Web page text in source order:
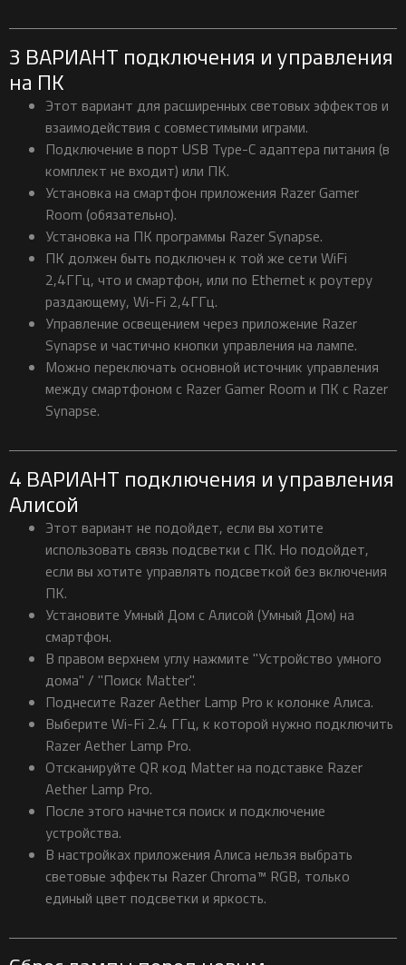
3 ВАРИАНТ подключения и управления
на ПК
Этот вариант для расширенных световых эффектов и
взаимодействия с совместимыми играми.
Подключение в порт USB Type-C адаптера питания (в
комплект не входит) или ПК.
Установка на смартфон приложения Razer Gamer
Room (обязательно).
Установка на ПК программы Razer Synapse.
ПК должен быть подключен к той же сети WiFi
2,4ГГц, что и смартфон, или по Ethernet к роутеру
раздающему, Wi-Fi 2,4ГГц.
Управление освещением через приложение Razer
Synapse и частично кнопки управления на лампе.
Можно переключать основной источник управления
между смартфоном с Razer Gamer Room и ПК с Razer
Synapse.
4 ВАРИАНТ подключения и управления
Алисой
Этот вариант не подойдет, если вы хотите
использовать связь подсветки с ПК. Но подойдет,
если вы хотите управлять подсветкой без включения
ПК.
Установите Умный Дом с Алисой (Умный Дом) на
смартфон.
В правом верхнем углу нажмите "Устройство умного
дома" / "Поиск Matter".
Поднесите Razer Aether Lamp Pro к колонке Алиса.
Выберите Wi-Fi 2.4 ГГц, к которой нужно подключить
Razer Aether Lamp Pro.
Отсканируйте QR код Matter на подставке Razer
Aether Lamp Pro.
После этого начнется поиск и подключение
устройства.
В настройках приложения Алиса нельзя выбрать
световые эффекты Razer Chroma™ RGB, только
единый цвет подсветки и яркость.